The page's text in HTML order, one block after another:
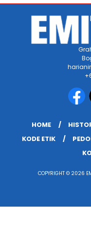
HOME
KODE ETIK
COPYRIGHT © 2026